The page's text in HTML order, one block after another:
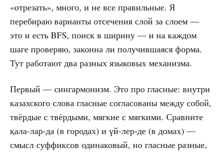
«отрезать», много, и не все правильные. Я
перебираю варианты отсечения слой за слоем —
это и есть BFS, поиск в ширину — и на каждом
шаге проверяю, законна ли получившаяся форма.
Тут работают два разных языковых механизма.
Первый — сингармонизм. Это про гласные: внутри
казахского слова гласные согласованы между собой,
твёрдые с твёрдыми, мягкие с мягкими. Сравните
қала-лар-да (в городах) и үй-лер-де (в домах) —
смысл суффиксов одинаковый, но гласные разные,